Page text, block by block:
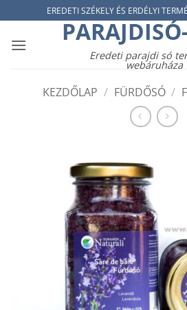
to
content
EREDETI SZÉKELY ÉS ERDÉLYI
Eredeti parajdi só
webáruháza
KEZDŐLAP / FÜRDŐSÓ /